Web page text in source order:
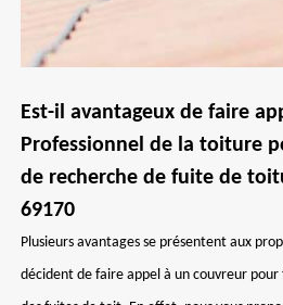
Est-il avantageux de faire
Professionnel de la toiture
de recherche de fuite de
69170
Plusieurs avantages se présentent aux
décident de faire appel à un couvreur